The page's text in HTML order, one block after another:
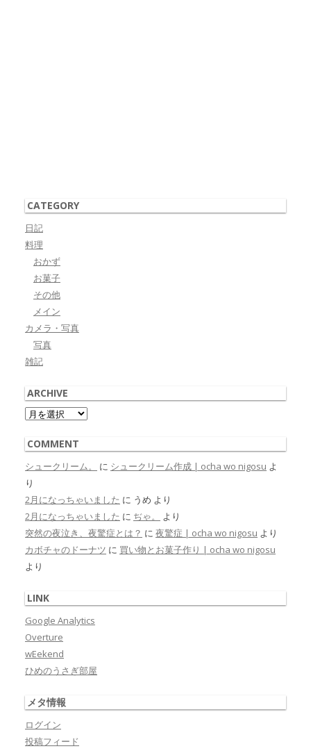
CATEGORY
日記
料理
おかず
お菓子
その他
メイン
カメラ・写真
写真
雑記
ARCHIVE
Archive
COMMENT
シュークリーム。 に シュークリーム作成 | ocha wo nigosu よ
り
2月になっちゃいました に うめ より
2月になっちゃいました に ぢゃ。
より
突然の夜泣き、夜驚症とは？ に 夜驚症 | ocha wo nigosu より
カボチャのドーナツ に 買い物とお菓子作り | ocha wo nigosu
より
LINK
Google Analytics
Overture
wEekend
ひめのうさぎ部屋
メタ情報
ログイン
投稿フィード